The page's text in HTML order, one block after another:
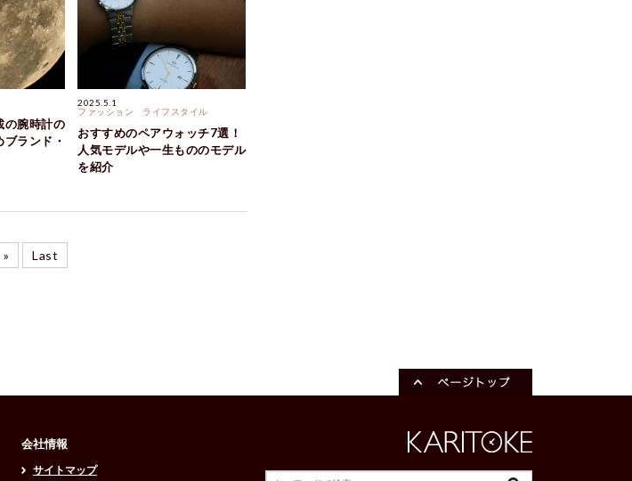
の腕時計の
ランド・
2025.5.1
ファッション
ライフスタイル
おすすめのペアウォッチ7選！
人気モデルや一生もののモデル
を紹介
» Last
会社情報
サイトマップ